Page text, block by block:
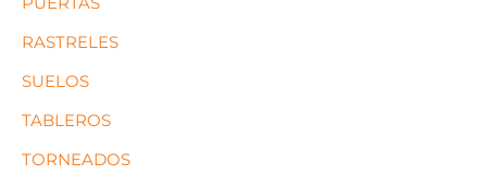
RASTRELES
SUELOS
TABLEROS
TORNEADOS